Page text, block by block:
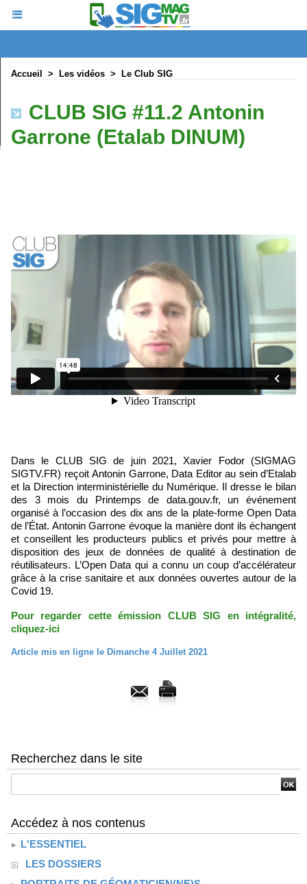
Accueil > Les vidéos > Le Club SIG
CLUB SIG #11.2 Antonin
Garrone (Etalab DINUM)
Dans le CLUB SIG de juin 2021, Xavier Fodor (SIGMAG
SIGTV.FR) reçoit Antonin Garrone, Data Editor au sein d’Etalab
et la Direction interministérielle du Numérique. Il dresse le bilan
des 3 mois du Printemps de data.gouv.fr, un événement
organisé à l’occasion des dix ans de la plate-forme Open Data
de l’État. Antonin Garrone évoque la manière dont ils échangent
et conseillent les producteurs publics et privés pour mettre à
disposition des jeux de données de qualité à destination de
réutilisateurs. L’Open Data qui a connu un coup d’accélérateur
grâce à la crise sanitaire et aux données ouvertes autour de la
Covid 19.
Pour regarder cette émission CLUB SIG en intégralité,
cliquez-ici
Article mis en ligne le Dimanche 4 Juillet 2021
Recherchez dans le site
Accédez à nos contenus
L'ESSENTIEL
LES DOSSIERS